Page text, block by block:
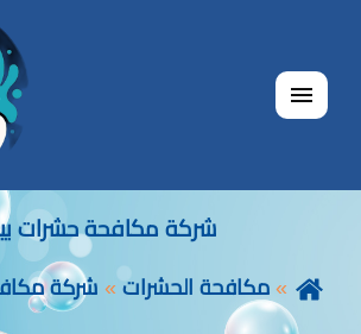
القائمة
شركة مكافحة حشرات
مكافحة الحشرات شركة